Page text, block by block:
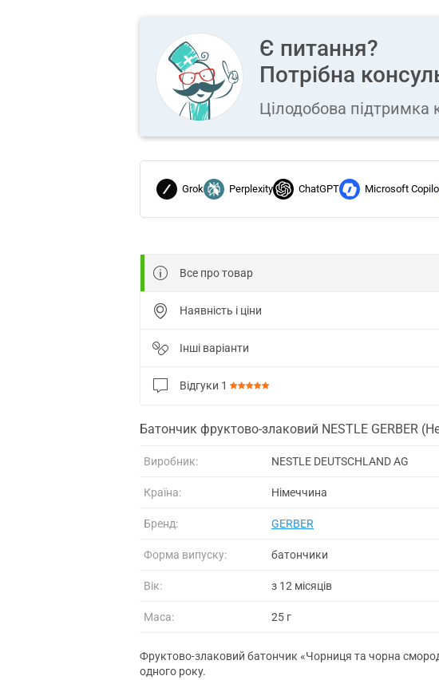
Є питання?
Потрібна
Цілодобова підтримка
Grok Perplexity ChatGPT Microsoft
Все про товар
Наявність і ціни
Інші варіанти
Відгуки 1
Батончик фруктово-злаковий NESTLE GERBER
Виробник: NESTLE DEUTSCHLAND AG
Країна: Німеччина
Бренд: GERBER
Форма випуску: батончики
Вік: з 12 місяців
Маса: 25 г
Фруктово-злаковий батончик «Чорниця та чорна
одного року.